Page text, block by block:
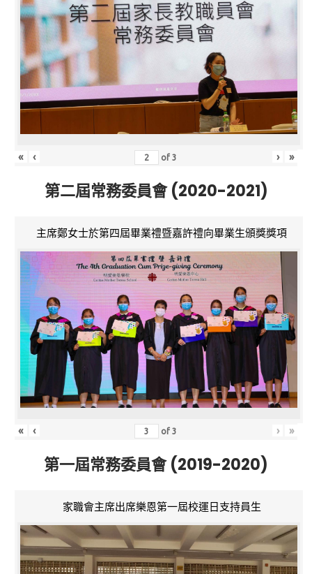
« ‹ of3 › »
第二屆常務委員會 (2020-2021)
主席鄭女士於第四屆畢業禮暨嘉許禮向畢業生頒獎獎項
« ‹ of3 › »
第一屆常務委員會 (2019-2020)
家職會主席出席樂恩第一屆校運日支持員生